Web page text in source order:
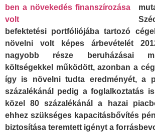
befektetési portfóliójába tartozó
növelni volt képes árbevételét
nagyobb része beruházásai
költségekkel működött, azonban a
így is növelni tudta eredményét, a
százalékánál pedig a foglalkoztatás
közel 80 százalékánál a hazai
ehhez szükséges kapacitásbővítés
biztosítása teremtett igényt a